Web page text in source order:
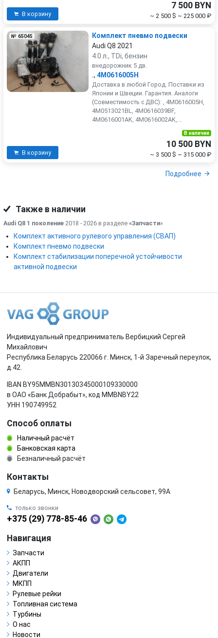
В корзину
7 500 BYN
~ 2 500 $ ~ 225 000 ₽
№ 65045
Комплект пневмо подвески
Audi Q8 2021
4.0 л., TDi, бензин
внедорожник 5 дв.
., 4M0616005H
Доставка в любой Город. Поставки из
Японии и Швеции. Гарантия. Аналоги
(Совместимость с ДВС): , 4M0616005H,
4M0513021BL, 4M0616039BF,
4M0616001AK, 4M0616002AK,...
В корзину
В наличии
10 500 BYN
~ 3 500 $ ~ 315 000 ₽
Подробнее
Также в наличии
Audi Q8 1 поколение 2018 - 2026 в разделе «Запчасти»
Комплект активного рулевого управления (СВАП)
Комплект пневмо подвески
Комплект стабилизации поперечной устойчивости
активной подвески
Индивидуальный предприниматель Вербицкий Сергей
Михайлович
Республика Беларусь 220066 г. Минск, 1-й Заречный переулок,
д.42.
IBAN BY95MMBN30130345000109330000
в ОАО «Банк Добрабыт», код MMBNBY22
УНН 190749952
Способ оплаты
Наличный расчёт
Банковская карта
Безналичный расчёт
Контакты
Беларусь, Минск, Новодворский сельсовет, 99А
только звонки
+375 (29) 778-85-46
Навигация
Запчасти
АКПП
Двигатели
МКПП
Рулевые рейки
Топливная система
Турбины
О нас
Новости